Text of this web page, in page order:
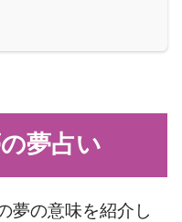
の夢占い
夢の意味を紹介し